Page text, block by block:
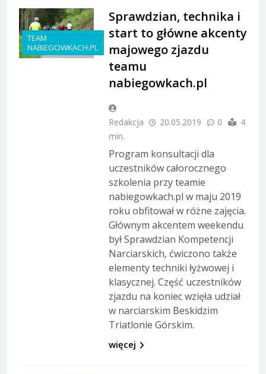
TEAM
NABIEGOWKACH.PL
Sprawdzian, technika i
start to główne akcenty
majowego zjazdu
teamu
nabiegowkach.pl
Redakcja 20.05.2019 0
4
min.
Program konsultacji dla
uczestników całorocznego
szkolenia przy teamie
nabiegowkach.pl w maju 2019
roku obfitował w różne zajęcia.
Głównym akcentem weekendu
był Sprawdzian Kompetencji
Narciarskich, ćwiczono także
elementy techniki łyżwowej i
klasycznej. Część uczestników
zjazdu na koniec wzięła udział
w narciarskim Beskidzim
Triatlonie Górskim.
więcej